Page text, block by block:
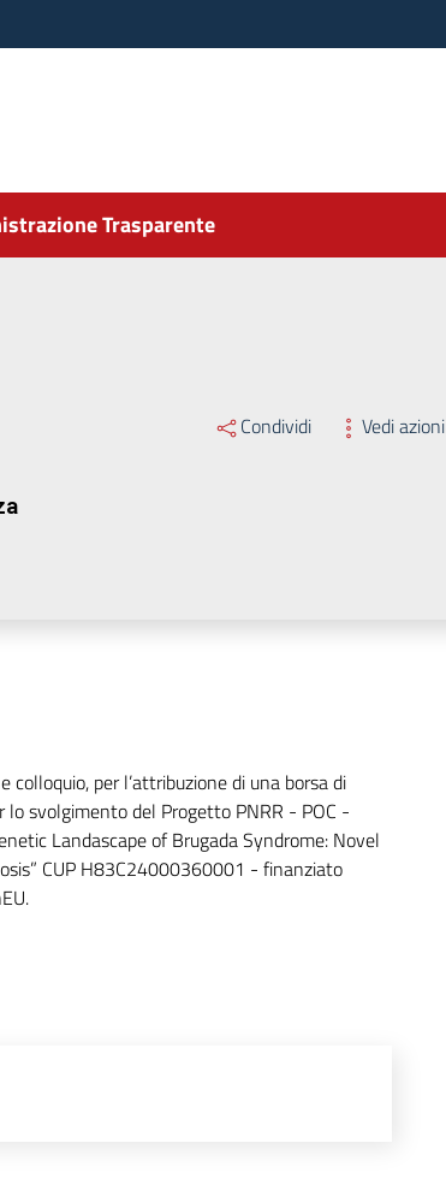
Trasparente
Condividi Vedi azioni
colloquio, per l’attribuzione di una borsa di
lo svolgimento del Progetto PNRR - POC -
Landascape of Brugada Syndrome: Novel
CUP H83C24000360001 - finanziato